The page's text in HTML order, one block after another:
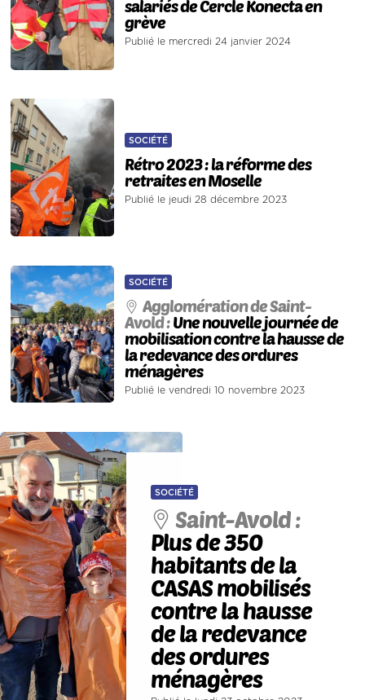
salariés de Cercle Konecta en
grève
Publié le mercredi 24 janvier 2024
SOCIÉTÉ
Rétro 2023 : la réforme des
retraites en Moselle
Publié le jeudi 28 décembre 2023
SOCIÉTÉ
Agglomération de Saint-
Avold :Une nouvelle journée de
mobilisation contre la hausse de
la redevance des ordures
ménagères
Publié le vendredi 10 novembre 2023
SOCIÉTÉ
Saint-Avold :
Plus de 350
habitants de la
CASAS mobilisés
contre la hausse
de la redevance
des ordures
ménagères